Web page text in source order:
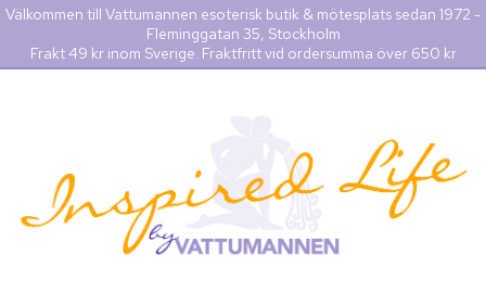
Välkommen till Vattumannen esoterisk butik & mötesplats sedan 1972 -
Fleminggatan 35, Stockholm
Frakt 49 kr inom Sverige. Fraktfritt vid ordersumma över 650 kr